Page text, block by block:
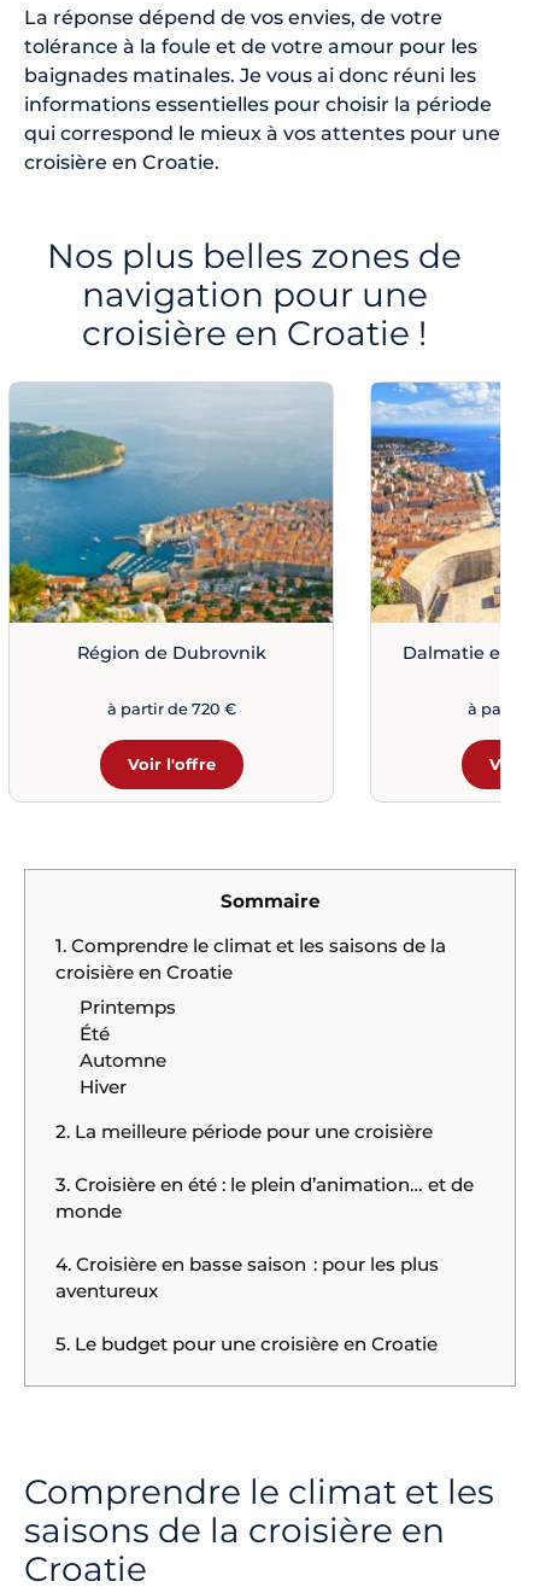
La réponse dépend de vos envies, de votre
tolérance à la foule et de votre amour pour les
baignades matinales. Je vous ai donc réuni les
informations essentielles pour choisir la période
qui correspond le mieux à vos attentes pour une
croisière en Croatie.
Nos plus belles zones de
navigation pour une
croisière en Croatie !
Région de Dubrovnik
à partir de 720 €
Voir l'offre
Dalmatie et
à partir
Voir
Sommaire
1. Comprendre le climat et les saisons de la
croisière en Croatie
Printemps
Été
Automne
Hiver
2. La meilleure période pour une croisière
3. Croisière en été : le plein d’animation… et de
monde
4. Croisière en basse saison : pour les plus
aventureux
5. Le budget pour une croisière en Croatie
Comprendre le climat et les
saisons de la croisière en
Croatie